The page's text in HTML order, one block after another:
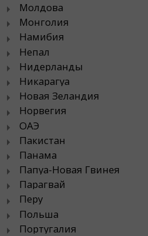
Молдова
Монголия
Намибия
Непал
Нидерланды
Никарагуа
Новая Зеландия
Норвегия
ОАЭ
Пакистан
Панама
Папуа-Новая Гвинея
Парагвай
Перу
Польша
Португалия